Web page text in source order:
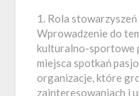
1. Rola
Wprowadzenie do
kulturalno-sportowe
miejsca spotkań
organizacje, które
zainteresowaniach i